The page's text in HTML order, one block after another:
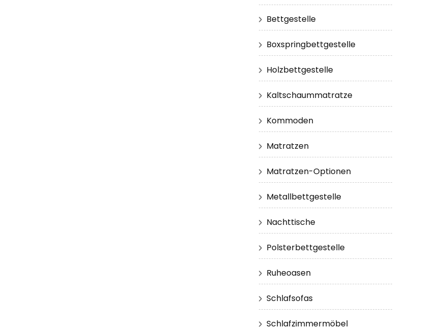
Bettgestelle
Boxspringbettgestelle
Holzbettgestelle
Kaltschaummatratze
Kommoden
Matratzen
Matratzen-Optionen
Metallbettgestelle
Nachttische
Polsterbettgestelle
Ruheoasen
Schlafsofas
Schlafzimmermöbel